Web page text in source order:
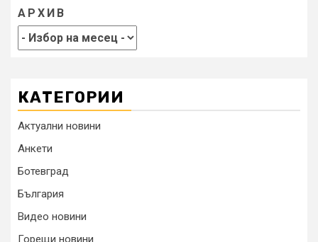
АРХИВ
КАТЕГОРИИ
Актуални новини
Анкети
Ботевград
България
Видео новини
Горещи новини